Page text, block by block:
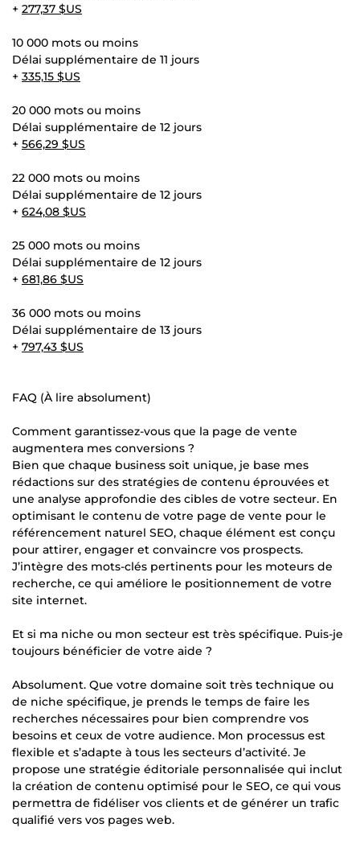
+ 277,37 $US
10 000 mots ou moins
Délai supplémentaire de 11 jours
+ 335,15 $US
20 000 mots ou moins
Délai supplémentaire de 12 jours
+ 566,29 $US
22 000 mots ou moins
Délai supplémentaire de 12 jours
+ 624,08 $US
25 000 mots ou moins
Délai supplémentaire de 12 jours
+ 681,86 $US
36 000 mots ou moins
Délai supplémentaire de 13 jours
+ 797,43 $US
FAQ (À lire absolument)
Comment garantissez-vous que la page de vente
augmentera mes conversions ?
Bien que chaque business soit unique, je base mes
rédactions sur des stratégies de contenu éprouvées et
une analyse approfondie des cibles de votre secteur. En
optimisant le contenu de votre page de vente pour le
référencement naturel SEO, chaque élément est conçu
pour attirer, engager et convaincre vos prospects.
J’intègre des mots-clés pertinents pour les moteurs de
recherche, ce qui améliore le positionnement de votre
site internet.
Et si ma niche ou mon secteur est très spécifique. Puis-je
toujours bénéficier de votre aide ?
Absolument. Que votre domaine soit très technique ou
de niche spécifique, je prends le temps de faire les
recherches nécessaires pour bien comprendre vos
besoins et ceux de votre audience. Mon processus est
flexible et s’adapte à tous les secteurs d’activité. Je
propose une stratégie éditoriale personnalisée qui inclut
la création de contenu optimisé pour le SEO, ce qui vous
permettra de fidéliser vos clients et de générer un trafic
qualifié vers vos pages web.